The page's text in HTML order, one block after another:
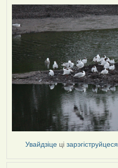
Увайдзіце цізарэгіструйцеся